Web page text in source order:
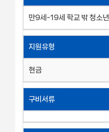
만9세-19세 학교 밖 청소년
지원유형
현금
구비서류